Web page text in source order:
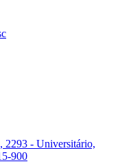
2293 - Universitário,
900